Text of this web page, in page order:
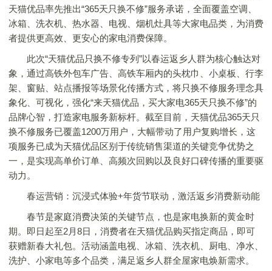
天猫优品率先推出“365天只换不修”服务承诺，全面覆盖空调、
冰箱、洗衣机、热水器、电视、烟机灶具等大家电品类，为消费
者提供更高效、更安心的家电消费保障。
此次“天猫优品只换不修专列”以春运返乡人群为核心触达对
象，通过高铁外包车广告、高铁车厢内的头枕巾、小桌板、行李
架、窗贴、站点播报等场景化传播方式，将只换不修服务理念具
象化、可视化，强化“来天猫优品，买大家电365天只换不修”的
品牌心智，打造家电服务新标杆。截至目前，天猫优品365天只
换不修服务已覆盖1200万用户，大幅带动了用户复购增长，这
项服务已成为天猫优品区别于传统销售渠道的关键竞争优势之
一，是实现高单价订单、高频次回购以及良好口碑传播的重要驱
动力。
春运营销：沉浸式体验+年货节联动，激活返乡消费新动能
春节是家庭消费决策的关键节点，也是家电换新的黄金时
期。即日起至2月8日，消费者在天猫优品购买指定商品，即可
获赠新春大礼包。活动涵盖电视、冰箱、洗衣机、厨电、净水、
洗护、小家电等多个品类，满足返乡人群全屋家电焕新需求。